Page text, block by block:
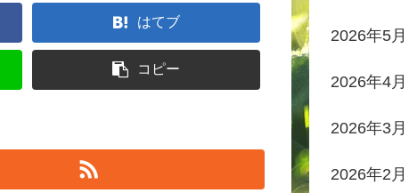
はてブ
コピー
2026年5月
2026年4月
2026年3月
2026年2月